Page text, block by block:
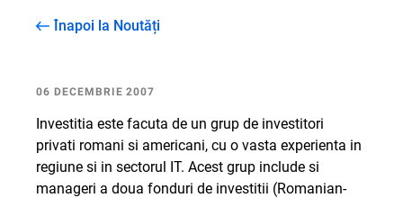
Înapoi la Noutăți
06 DECEMBRIE 2007
Investitia este facuta de un grup de investitori
privati romani si americani, cu o vasta experienta in
regiune si in sectorul IT. Acest grup include si
manageri a doua fonduri de investitii (Romanian-